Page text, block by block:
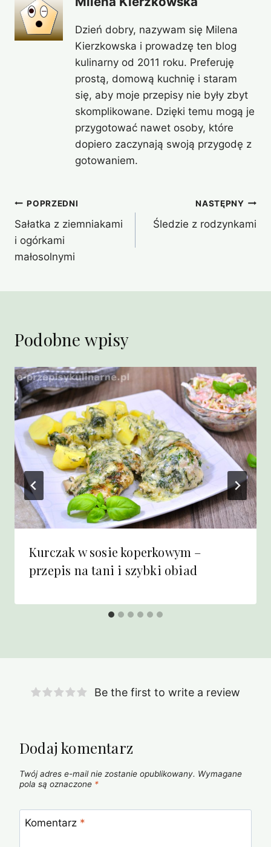
Dzień dobry, nazywam się Milena
Kierzkowska i prowadzę ten blog
kulinarny od 2011 roku. Preferuję
prostą, domową kuchnię i staram
się, aby moje przepisy nie były zbyt
skomplikowane. Dzięki temu mogą je
przygotować nawet osoby, które
dopiero zaczynają swoją przygodę z
gotowaniem.
Nawigacja
wpisu
POPRZEDNI
Sałatka z ziemniakami
i ogórkami
małosolnymi
NASTĘPNY
Śledzie z rodzynkami
Podobne wpisy
Kurczak w sosie koperkowym –
przepis na tani i szybki obiad
Be the first to write a review
Dodaj komentarz
Twój adres e-mail nie zostanie opublikowany. Wymagane
pola są oznaczone *
Komentarz *